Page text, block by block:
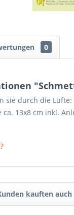
0
sie durch die
13x8 cm inkl.
kauften auch